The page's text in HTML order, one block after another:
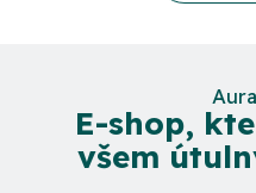
E-shop,
všem